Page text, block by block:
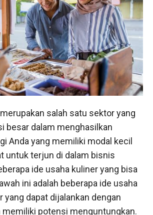
salah satu sektor yang
besar dalam menghasilkan
Anda yang memiliki modal kecil
untuk terjun di dalam bisnis
ide usaha kuliner yang bisa
ini adalah beberapa ide usaha
yang dapat dijalankan dengan
memiliki potensi menguntungkan.